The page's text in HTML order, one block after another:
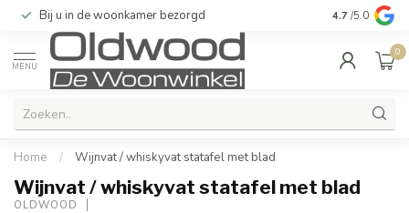
Bij u in de woonkamer bezorgd Kwaliteit &
4.7 /5.0
MENU
0
Home / Wijnvat / whiskyvat statafel met blad
Wijnvat / whiskyvat statafel met blad
OLDWOOD